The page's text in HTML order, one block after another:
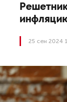
25 сен 2024